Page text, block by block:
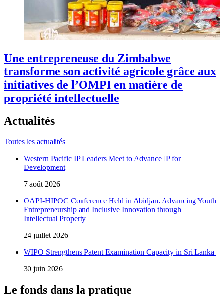
Une entrepreneuse du Zimbabwe
transforme son activité agricole grâce aux
initiatives de l’OMPI en matière de
propriété intellectuelle
Actualités
Toutes les actualités
Western Pacific IP Leaders Meet to Advance IP for
Development
7 août 2026
OAPI-HIPOC Conference Held in Abidjan: Advancing Youth
Entrepreneurship and Inclusive Innovation through
Intellectual Property
24 juillet 2026
WIPO Strengthens Patent Examination Capacity in Sri Lanka
30 juin 2026
Le fonds dans la pratique